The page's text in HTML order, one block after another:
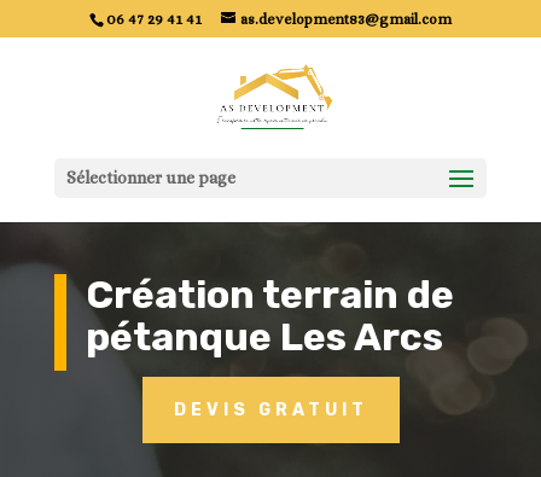
06 47 29 41 41 as.development83@gmail.com
Sélectionner une page
Création terrain de
pétanque Les Arcs
DEVIS GRATUIT